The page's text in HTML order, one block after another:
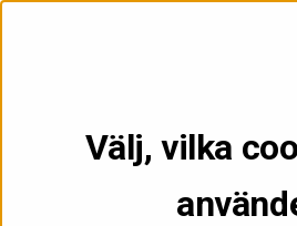
Välj, vilka
/S&P Global Ratings lämnade
oförändrat på AA+